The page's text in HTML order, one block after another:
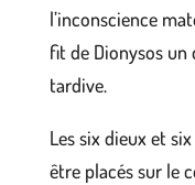
l’inconscience
fit de Dionysos un
tardive.
Les six dieux et
être placés sur le